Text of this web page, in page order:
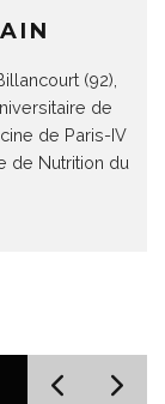
(92),
de
de Paris-IV
de Nutrition du